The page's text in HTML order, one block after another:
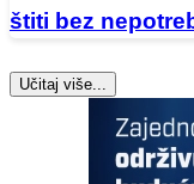
štiti bez
Učitaj više...